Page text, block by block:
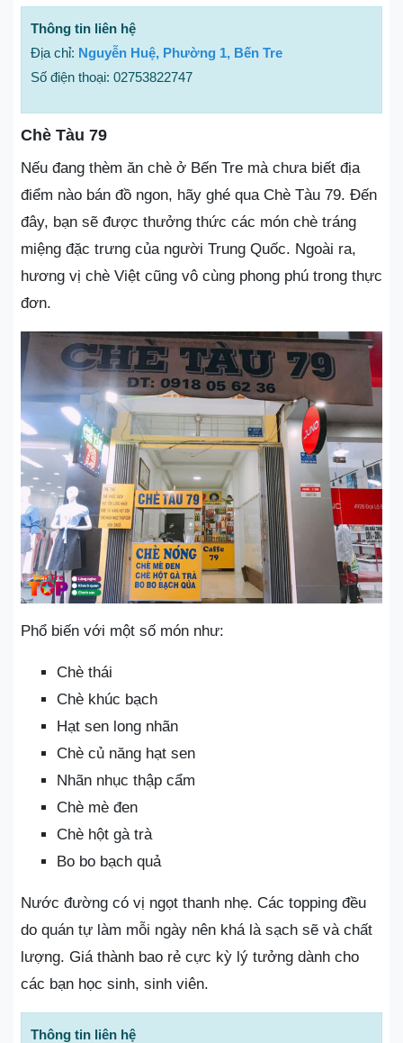
Thông tin liên hệ
Địa chỉ: Nguyễn Huệ, Phường 1, Bến Tre
Số điện thoại: 02753822747
Chè Tàu 79
Nếu đang thèm ăn chè ở Bến Tre mà chưa biết địa
điểm nào bán đồ ngon, hãy ghé qua Chè Tàu 79. Đến
đây, bạn sẽ được thưởng thức các món chè tráng
miệng đặc trưng của người Trung Quốc. Ngoài ra,
hương vị chè Việt cũng vô cùng phong phú trong thực
đơn.
Phổ biến với một số món như:
Chè thái
Chè khúc bạch
Hạt sen long nhãn
Chè củ năng hạt sen
Nhãn nhục thập cẩm
Chè mè đen
Chè hột gà trà
Bo bo bạch quả
Nước đường có vị ngọt thanh nhẹ. Các topping đều
do quán tự làm mỗi ngày nên khá là sạch sẽ và chất
lượng. Giá thành bao rẻ cực kỳ lý tưởng dành cho
các bạn học sinh, sinh viên.
Thông tin liên hệ